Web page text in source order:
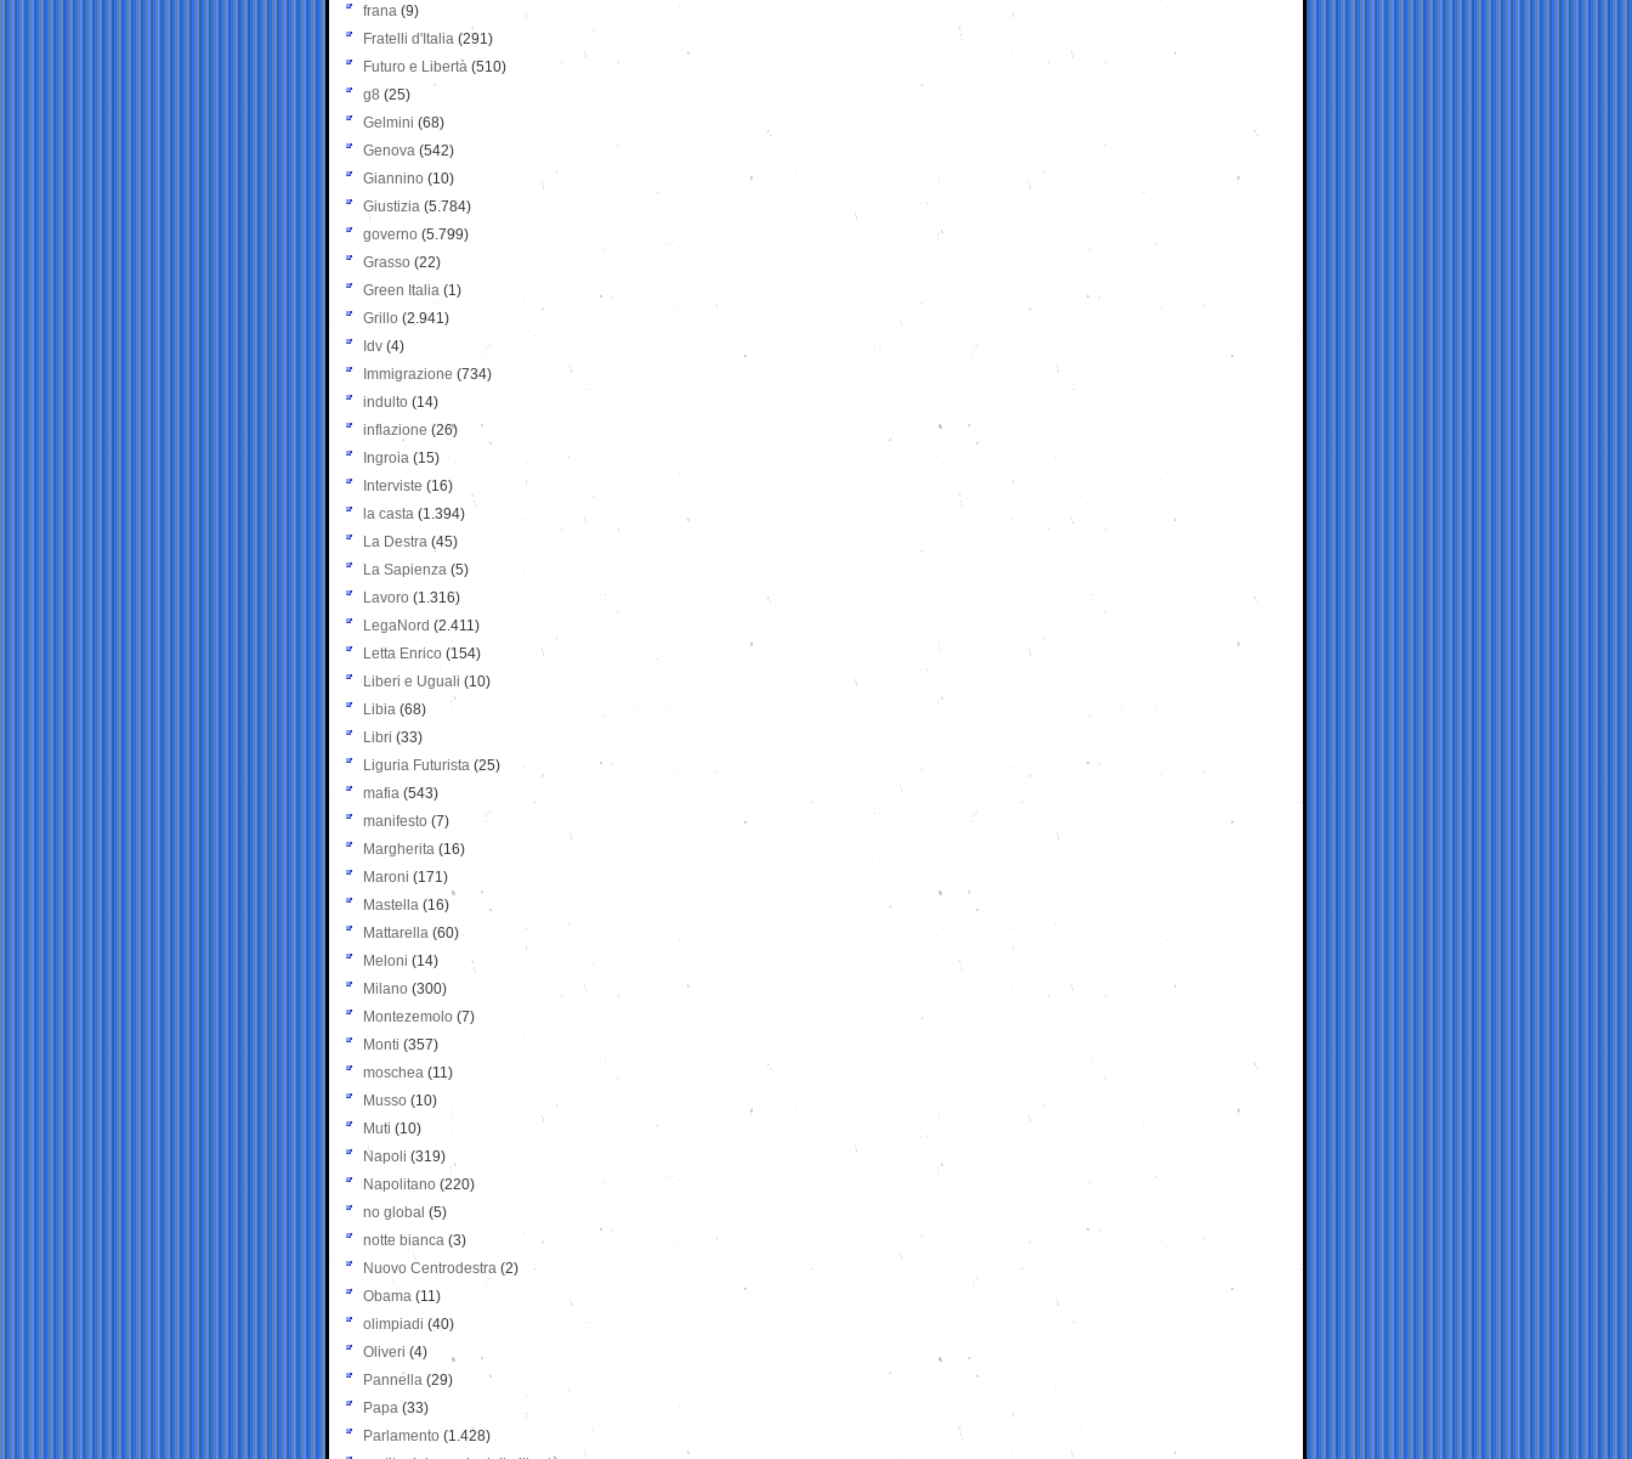
frana (9)
Fratelli d'Italia (291)
Futuro e Libertà (510)
g8 (25)
Gelmini (68)
Genova (542)
Giannino (10)
Giustizia (5.784)
governo (5.799)
Grasso (22)
Green Italia (1)
Grillo (2.941)
Idv (4)
Immigrazione (734)
indulto (14)
inflazione (26)
Ingroia (15)
Interviste (16)
la casta (1.394)
La Destra (45)
La Sapienza (5)
Lavoro (1.316)
LegaNord (2.411)
Letta Enrico (154)
Liberi e Uguali (10)
Libia (68)
Libri (33)
Liguria Futurista (25)
mafia (543)
manifesto (7)
Margherita (16)
Maroni (171)
Mastella (16)
Mattarella (60)
Meloni (14)
Milano (300)
Montezemolo (7)
Monti (357)
moschea (11)
Musso (10)
Muti (10)
Napoli (319)
Napolitano (220)
no global (5)
notte bianca (3)
Nuovo Centrodestra (2)
Obama (11)
olimpiadi (40)
Oliveri (4)
Pannella (29)
Papa (33)
Parlamento (1.428)